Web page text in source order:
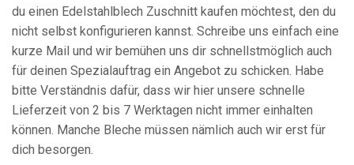
du einen Edelstahlblech Zuschnitt kaufen möchtest, den du
nicht selbst konfigurieren kannst. Schreibe uns einfach eine
kurze Mail und wir bemühen uns dir schnellstmöglich auch
für deinen Spezialauftrag ein Angebot zu schicken. Habe
bitte Verständnis dafür, dass wir hier unsere schnelle
Lieferzeit von 2 bis 7 Werktagen nicht immer einhalten
können. Manche Bleche müssen nämlich auch wir erst für
dich besorgen.